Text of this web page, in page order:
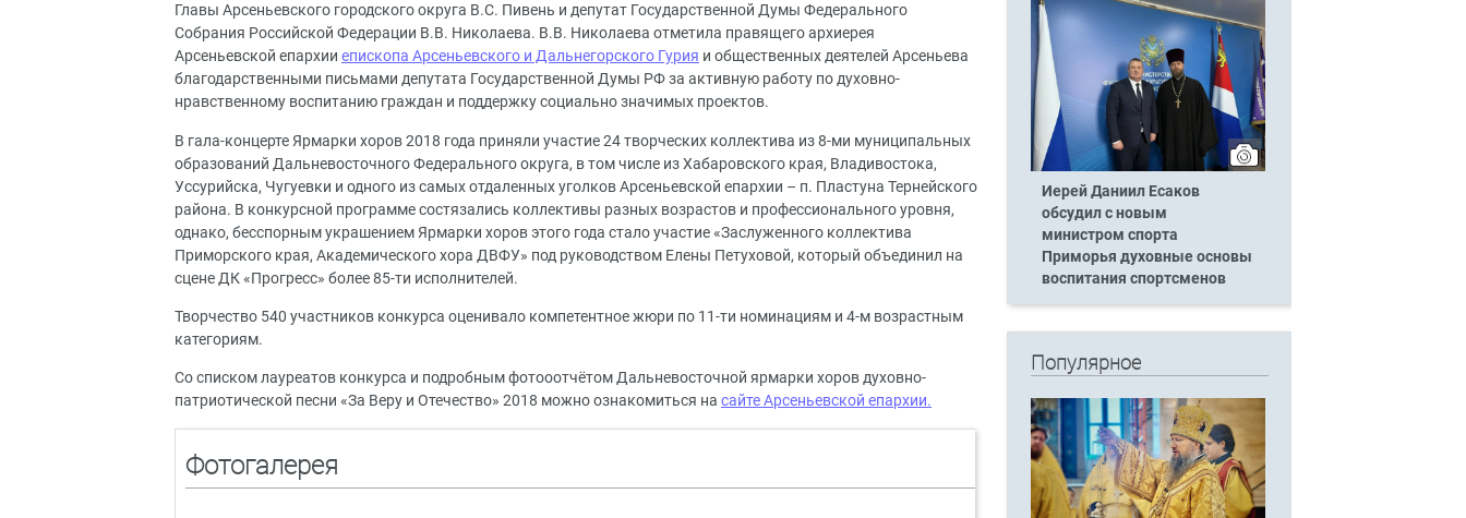
Главы Арсеньевского городского округа В.С. Пивень и депутат Государственной Думы Федерального
Собрания Российской Федерации В.В. Николаева. В.В. Николаева отметила правящего архиерея
Арсеньевской епархии епископа Арсеньевского и Дальнегорского Гурия и общественных деятелей Арсеньева
благодарственными письмами депутата Государственной Думы РФ за активную работу по духовно-
нравственному воспитанию граждан и поддержку социально значимых проектов.
В гала-концерте Ярмарки хоров 2018 года приняли участие 24 творческих коллектива из 8-ми муниципальных
образований Дальневосточного Федерального округа, в том числе из Хабаровского края, Владивостока,
Уссурийска, Чугуевки и одного из самых отдаленных уголков Арсеньевской епархии – п. Пластуна Тернейского
района. В конкурсной программе состязались коллективы разных возрастов и профессионального уровня,
однако, бесспорным украшением Ярмарки хоров этого года стало участие «Заслуженного коллектива
Приморского края, Академического хора ДВФУ» под руководством Елены Петуховой, который объединил на
сцене ДК «Прогресс» более 85-ти исполнителей.
Творчество 540 участников конкурса оценивало компетентное жюри по 11-ти номинациям и 4-м возрастным
категориям.
Со списком лауреатов конкурса и подробным фотооотчётом Дальневосточной ярмарки хоров духовно-
патриотической песни «За Веру и Отечество» 2018 можно ознакомиться на сайте Арсеньевской епархии.
Фотогалерея
Иерей Даниил Есаков
обсудил с новым
министром спорта
Приморья духовные основы
воспитания спортсменов
Популярное